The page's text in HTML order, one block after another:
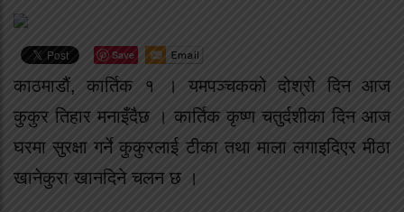
Save
काठमाडौं, कार्तिक १ । यमपञ्चकको दोश्रो दिन आज
कुकुर तिहार मनाइँदैछ । कार्तिक कृष्ण चतुर्दशीका दिन आज
घरमा सुरक्षा गर्ने कुकुरलाई टीका तथा माला लगाइदिएर मीठा
खानेकुरा खानदिने चलन छ ।